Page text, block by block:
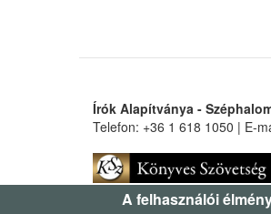
Írók Alapítványa -
Telefon: +36 1 618 1050 | E-
A felhasználói